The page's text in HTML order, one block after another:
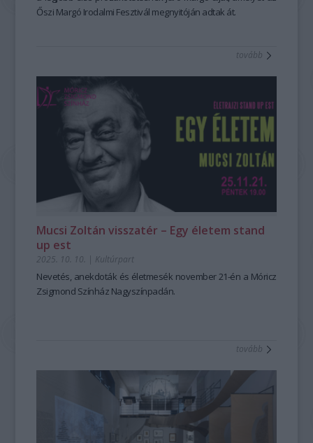
Őszi Margó Irodalmi Fesztivál megnyitóján adtak át.
tovább
Mucsi Zoltán visszatér – Egy életem stand
up est
2025. 10. 10. | Kultúrpart
Nevetés, anekdoták és életmesék november 21-én a Móricz
Zsigmond Színház Nagyszínpadán.
tovább